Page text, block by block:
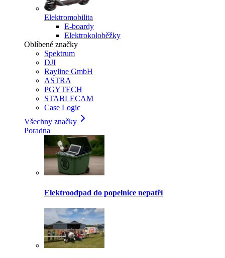
Elektromobilita
E-boardy
Elektrokoloběžky
Oblíbené značky
Spektrum
DJI
Rayline GmbH
ASTRA
PGYTECH
STABLECAM
Case Logic
Všechny značky
Poradna
Elektroodpad do popelnice nepatří